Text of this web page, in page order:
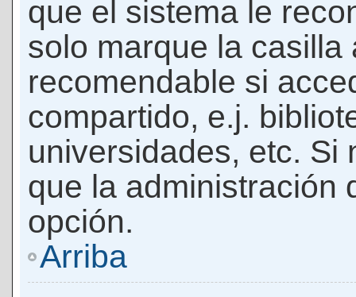
que el sistema le
solo marque la casilla
recomendable si
compartido, e.j.
universidades, etc. Si
que la administración
opción.
Arriba